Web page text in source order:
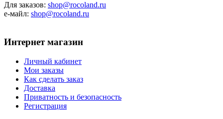
Для заказов: shop@rocoland.ru
е-майл: shop@rocoland.ru
Интернет магазин
Личный кабинет
Мои заказы
Как сделать заказ
Доставка
Приватность и безопасность
Регистрация